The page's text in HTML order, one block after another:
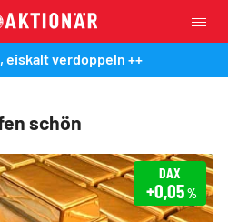
eiskalt verdoppeln ++
schön
DAX
+0,05%